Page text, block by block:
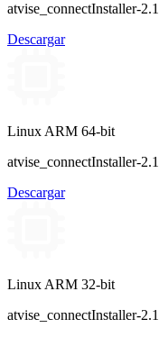
atvise_connectInstaller-
Descargar
Linux ARM 64-bit
atvise_connectInstaller-
Descargar
Linux ARM 32-bit
atvise_connectInstaller-